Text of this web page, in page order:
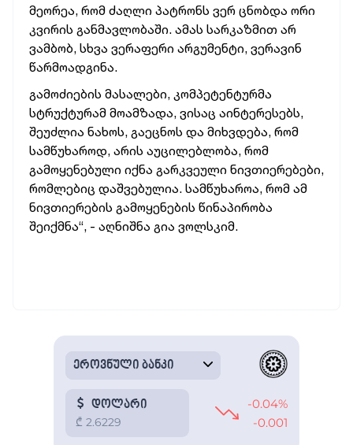
მეორეა, რომ ძაღლი პატრონს ვერ ცნობდა ორი
კვირის განმავლობაში. ამას სარკაზმით არ
ვამბობ, სხვა ვერაფერი არგუმენტი, ვერავინ
წარმოადგინა.
გამოძიების მასალები, კომპეტენტურმა
სტრუქტურამ მოამზადა, ვისაც აინტერესებს,
შეუძლია ნახოს, გაეცნოს და მიხვდება, რომ
სამწუხაროდ, არის აუცილებლობა, რომ
გამოყენებული იქნა გარკვეული ნივთიერებები,
რომლებიც დაშვებულია. სამწუხაროა, რომ ამ
ნივთიერების გამოყენების წინაპირობა
შეიქმნა“, - აღნიშნა გია ვოლსკიმ.